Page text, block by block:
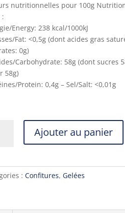
nutritionnelles pour 100g
:
Energy: 238 kcal/1000kJ
Fat: <0,5g (dont acides gras
0g)
Carbohydrate: 58g (dont sucres
58g)
Protein: 0,4g – Sel/Salt: <0,01g
Ajouter au panier
: Confitures, Gelées